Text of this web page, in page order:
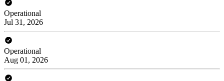
Operational
Jul 31, 2026
Operational
Aug 01, 2026